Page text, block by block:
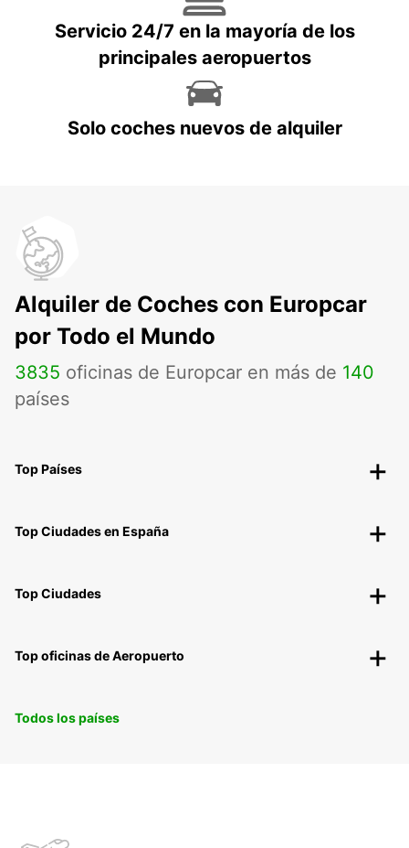
Servicio 24/7 en la mayoría de los
principales aeropuertos
Solo coches nuevos de alquiler
Alquiler de Coches con Europcar
por Todo el Mundo
3835 oficinas de Europcar en más de 140
países
Top Países
Top Ciudades en España
Top Ciudades
Top oficinas de Aeropuerto
Todos los países